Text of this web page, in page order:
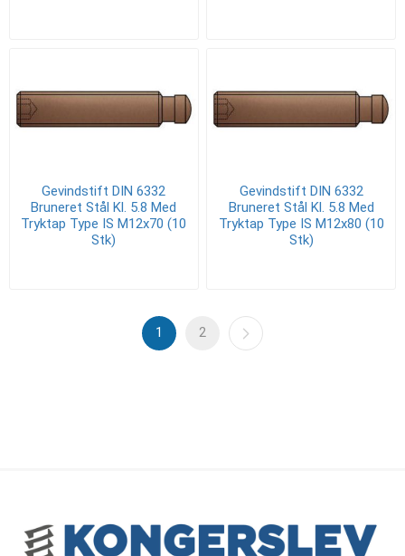
Gevindstift DIN 6332
Bruneret Stål Kl. 5.8 Med
Tryktap Type IS M12x70 (10
Stk)
Gevindstift DIN 6332
Bruneret Stål Kl. 5.8 Med
Tryktap Type IS M12x80 (10
Stk)
1 2